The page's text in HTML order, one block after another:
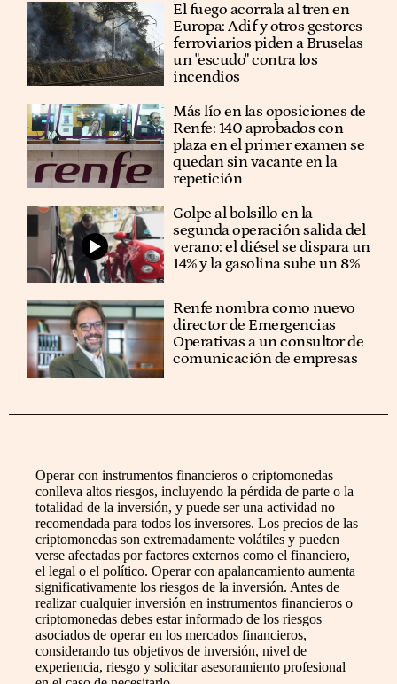
El fuego acorrala al tren en
Europa: Adif y otros gestores
ferroviarios piden a Bruselas
un "escudo" contra los
incendios
Más lío en las oposiciones de
Renfe: 140 aprobados con
plaza en el primer examen se
quedan sin vacante en la
repetición
Golpe al bolsillo en la
segunda operación salida del
verano: el diésel se dispara un
14% y la gasolina sube un 8%
Renfe nombra como nuevo
director de Emergencias
Operativas a un consultor de
comunicación de empresas
Operar con instrumentos financieros o criptomonedas
conlleva altos riesgos, incluyendo la pérdida de parte o la
totalidad de la inversión, y puede ser una actividad no
recomendada para todos los inversores. Los precios de las
criptomonedas son extremadamente volátiles y pueden
verse afectadas por factores externos como el financiero,
el legal o el político. Operar con apalancamiento aumenta
significativamente los riesgos de la inversión. Antes de
realizar cualquier inversión en instrumentos financieros o
criptomonedas debes estar informado de los riesgos
asociados de operar en los mercados financieros,
considerando tus objetivos de inversión, nivel de
experiencia, riesgo y solicitar asesoramiento profesional